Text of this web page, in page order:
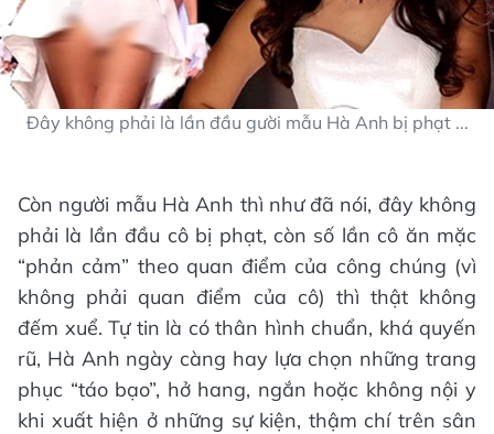
Đây không phải là lần đầu gười mẫu Hà Anh bị phạt ...
Còn người mẫu Hà Anh thì như đã nói, đây không
phải là lần đầu cô bị phạt, còn số lần cô ăn mặc
“phản cảm” theo quan điểm của công chúng (vì
không phải quan điểm của cô) thì thật không
đếm xuể. Tự tin là có thân hình chuẩn, khá quyến
rũ, Hà Anh ngày càng hay lựa chọn những trang
phục “táo bạo”, hở hang, ngắn hoặc không nội y
khi xuất hiện ở những sự kiện, thậm chí trên sân